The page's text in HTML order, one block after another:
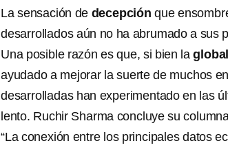
La sensación de decepción que
desarrollados aún no ha abrumado a sus
Una posible razón es que, si bien la
ayudado a mejorar la suerte de muchos
desarrolladas han experimentado en las
lento. Ruchir Sharma concluye su
“La conexión entre los principales datos